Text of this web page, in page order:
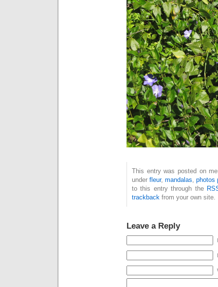
This entry was posted on
under fleur, mandalas, photos
to this entry through the
trackback from your own site.
Leave a Reply